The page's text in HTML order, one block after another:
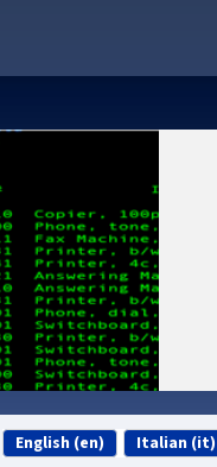
English (en) Italian (it)